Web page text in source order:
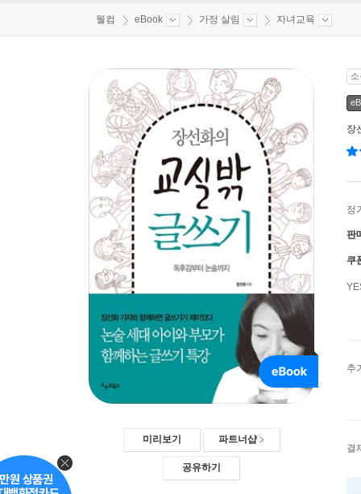
웰컴 eBook 가정 살림 자녀교육
미리보기 파트너샵
공유하기
장
정
판
쿠
추
결